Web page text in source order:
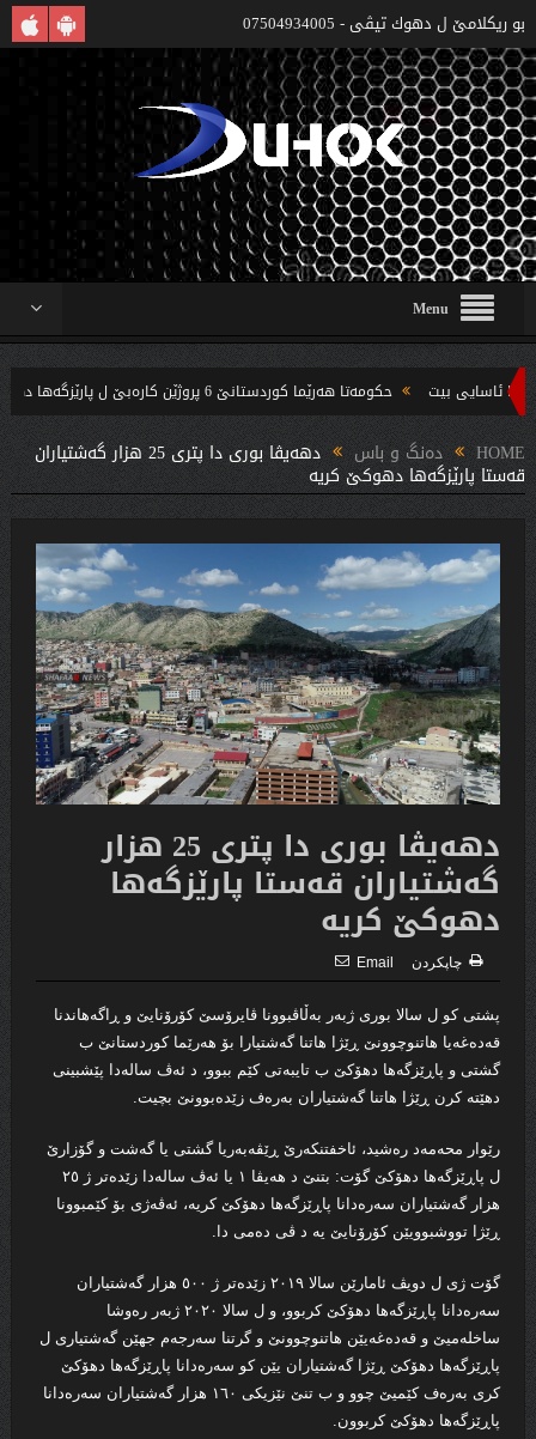
بو ريكلامێ ل دهوك تیڤی - 07504934005
Menu
حکومەتا هەرێما کوردستانێ 6 پروژێن کارەبێ ل پارێزگەها دهوکێ هنارتنه‌ قوناغا بجهئینانێ
بریار ده‌رئێخستن
HOME دەنگ و باس دهه‌یڤا بورى دا پترى 25 هزار گه‌شتیاران
قه‌ستا پارێزگه‌ها دهوكێ كریه‌
دهه‌یڤا بورى دا پترى 25 هزار
گه‌شتیاران قه‌ستا پارێزگه‌ها
دهوكێ كریه‌
چاپكردن Email
پشتی کو ل سالا بوری ژبەر بەڵاڤبوونا ڤایرۆسێ کۆرۆنایێ و ڕاگەھاندنا
قەدەغەیا ھاتنوچوونێ ڕێژا ھاتنا گەشتیارا بۆ ھەرێما کوردستانێ ب
گشتی و پاڕێزگەھا دھۆکێ ب تایبەتی کێم ببوو، د ئەڤ سالەدا پێشبینی
دھێتە کرن ڕێژا ھاتنا گەشتیاران بەرەف زێدەبوونێ بچیت.
رێوار محەمەد رەشید، ئاخفتنكه‌رێ ڕێڤەبەریا گشتی یا گەشت و گۆزارێ
ل پاڕێزگەھا دھۆکێ گۆت: بتنێ د هه‌یڤا ۱ یا ئەڤ سالەدا زێدەتر ژ ۲٥
ھزار گەشتیاران سەرەدانا پاڕێزگەھا دھۆکێ کریە، ئەڤەژی بۆ کێمبوونا
ڕێژا تووشبوویێن کۆرۆنایێ یە د ڤی ده‌می دا.
گۆت ژی ل دویڤ ئامارێن سالا ۲۰۱۹ زێدەتر ژ ٥۰۰ ھزار گەشتیاران
سەرەدانا پاڕێزگەھا دھۆکێ کربوو، و ل سالا ۲۰۲۰ ژبەر رەوشا
ساخلەمیێ و قەدەغەیێن ھاتنوچوونێ و گرتنا سەرجەم جھێن گەشتیاری ل
پاڕێزگەھا دھۆکێ ڕێژا گەشتیاران یێن کو سەرەدانا پاڕێزگەھا دھۆکێ
کری بەرەف کێمیێ چوو و ب تنێ نێزیکی ١٦٠ ھزار گەشتیاران سەرەدانا
پاڕێزگەھا دھۆکێ کربوون.